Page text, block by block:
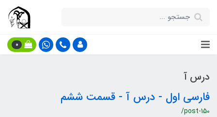
0
درس آ
فارسی اول - درس آ - قسمت ششم
/post-150